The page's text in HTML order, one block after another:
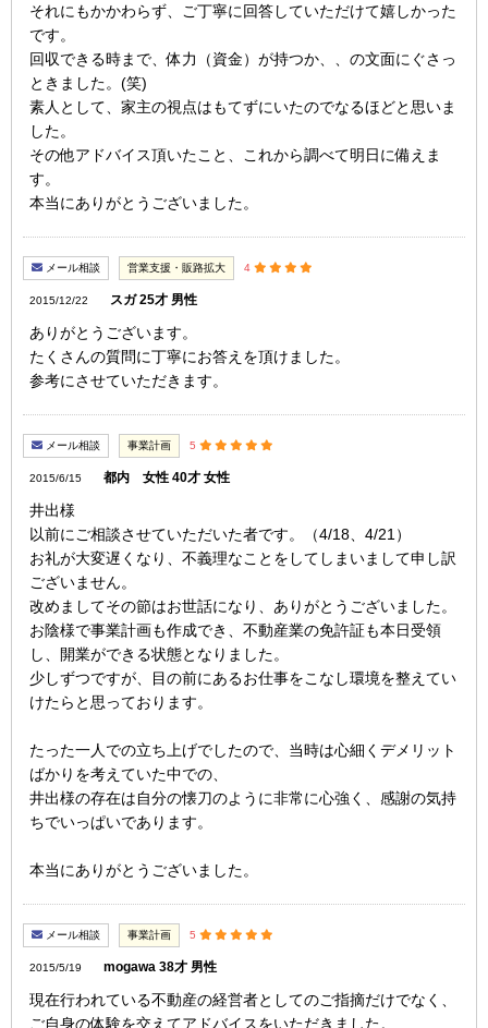
それにもかかわらず、ご丁寧に回答していただけて嬉しかった
です。
回収できる時まで、体力（資金）が持つか、、の文面にぐさっ
ときました。(笑)
素人として、家主の視点はもてずにいたのでなるほどと思いま
した。
その他アドバイス頂いたこと、これから調べて明日に備えま
す。
本当にありがとうございました。
メール相談 営業支援・販路拡大 4
2015/12/22 スガ 25才 男性
ありがとうございます。
たくさんの質問に丁寧にお答えを頂けました。
参考にさせていただきます。
メール相談 事業計画 5
2015/6/15 都内 女性 40才 女性
井出様
以前にご相談させていただいた者です。（4/18、4/21）
お礼が大変遅くなり、不義理なことをしてしまいまして申し訳
ございません。
改めましてその節はお世話になり、ありがとうございました。
お陰様で事業計画も作成でき、不動産業の免許証も本日受領
し、開業ができる状態となりました。
少しずつですが、目の前にあるお仕事をこなし環境を整えてい
けたらと思っております。
たった一人での立ち上げでしたので、当時は心細くデメリット
ばかりを考えていた中での、
井出様の存在は自分の懐刀のように非常に心強く、感謝の気持
ちでいっぱいであります。
本当にありがとうございました。
メール相談 事業計画 5
2015/5/19 mogawa 38才 男性
現在行われている不動産の経営者としてのご指摘だけでなく、
ご自身の体験を交えてアドバイスをいただきました。